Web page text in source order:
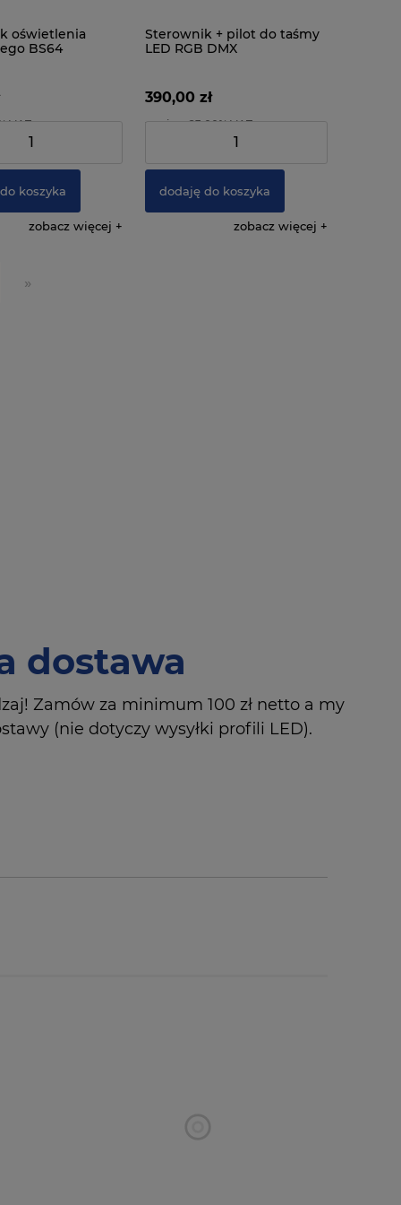
oświetlenia
BS64
VAT
koszyka
zobacz więcej
Sterownik + pilot do taśmy
LED RGB DMX
390,00 zł
zawiera 23.00% VAT
dodaję do koszyka
zobacz więcej
»
dostawa
Zamów za minimum 100 zł netto a my
(nie dotyczy wysyłki profili LED).